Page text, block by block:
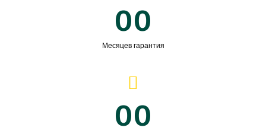
00
Месяцев гарантия
00